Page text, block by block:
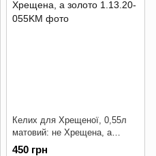
Келих для Хрещеної, 0,55л
матовий: не Хрещена, а
золото
450 грн